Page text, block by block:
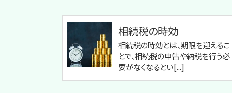
相続税の時効
相続税の時効とは、期限を迎えるこ
とで、相続税の申告や納税を行う必
要がなくなるとい[...]